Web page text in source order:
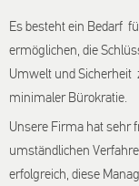
Es besteht ein Bedarf
ermöglichen, die
Umwelt und Sicherheit
minimaler Bürokratie.
Unsere Firma hat sehr
umständlichen
erfolgreich, diese